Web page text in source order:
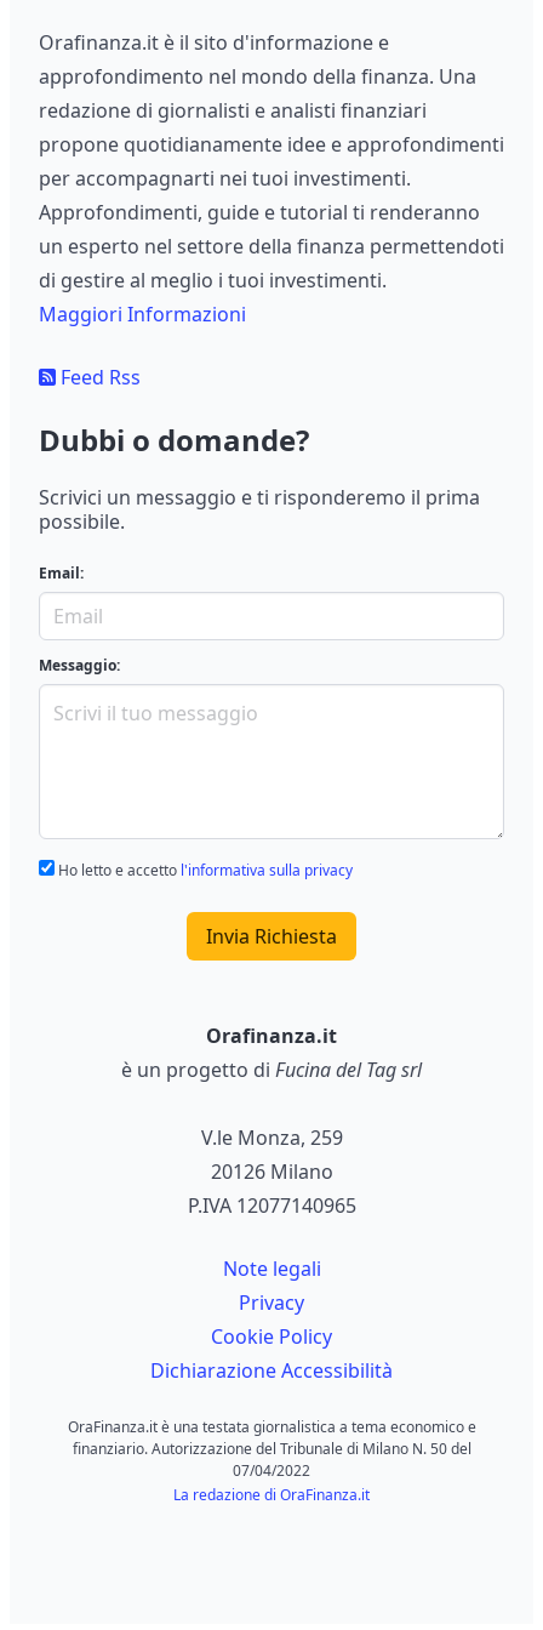
Orafinanza.it è il sito d'informazione e
approfondimento nel mondo della finanza. Una
redazione di giornalisti e analisti finanziari
propone quotidianamente idee e approfondimenti
per accompagnarti nei tuoi investimenti.
Approfondimenti, guide e tutorial ti renderanno
un esperto nel settore della finanza permettendoti
di gestire al meglio i tuoi investimenti.
Maggiori Informazioni
Feed Rss
Dubbi o domande?
Scrivici un messaggio e ti risponderemo il prima
possibile.
Email:
Messaggio:
Ho letto e accetto l'informativa sulla privacy
Invia Richiesta
Orafinanza.it
è un progetto di Fucina del Tag srl
V.le Monza, 259
20126 Milano
P.IVA 12077140965
Note legali
Privacy
Cookie Policy
Dichiarazione Accessibilità
OraFinanza.it è una testata giornalistica a tema economico e
finanziario. Autorizzazione del Tribunale di Milano N. 50 del
07/04/2022
La redazione di OraFinanza.it